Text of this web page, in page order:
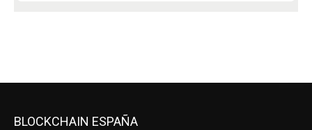
BLOCKCHAIN ESPAÑA